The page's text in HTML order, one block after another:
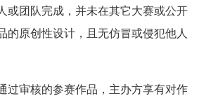
或团队完成，并未在其它大赛或公开
的原创性设计，且无仿冒或侵犯他人
过审核的参赛作品，主办方享有对作